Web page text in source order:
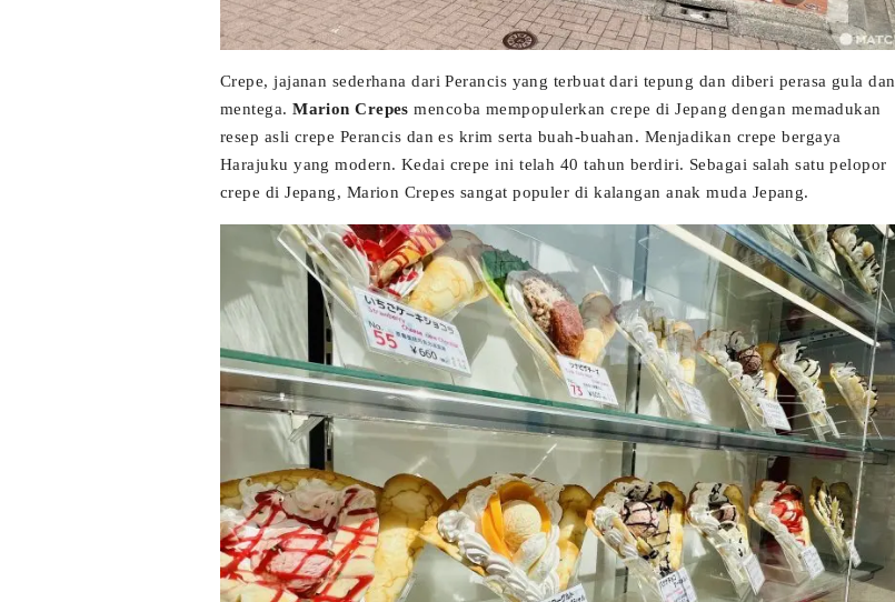
Crepe, jajanan sederhana dari Perancis yang terbuat dari tepung dan diberi perasa gula dan
mentega.Marion Crepes mencoba mempopulerkan crepe di Jepang dengan memadukan
resep asli crepe Perancis dan es krim serta buah-buahan. Menjadikan crepe bergaya
Harajuku yang modern. Kedai crepe ini telah 40 tahun berdiri. Sebagai salah satu pelopor
crepe di Jepang, Marion Crepes sangat populer di kalangan anak muda Jepang.